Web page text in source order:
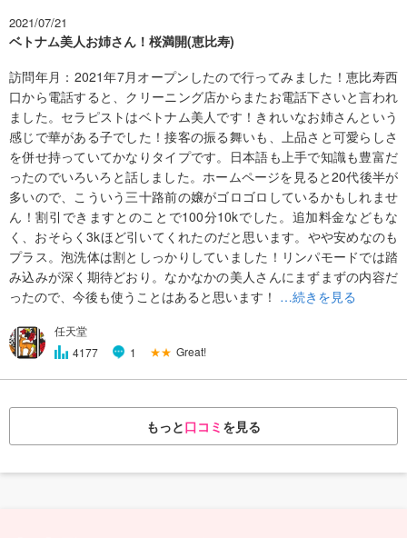
2021/07/21
ベトナム美人お姉さん！桜満開(恵比寿)
訪問年月：2021年7月オープンしたので行ってみました！恵比寿西
口から電話すると、クリーニング店からまたお電話下さいと言われ
ました。セラピストはベトナム美人です！きれいなお姉さんという
感じで華がある子でした！接客の振る舞いも、上品さと可愛らしさ
を併せ持っていてかなりタイプです。日本語も上手で知識も豊富だ
ったのでいろいろと話しました。ホームページを見ると20代後半が
多いので、こういう三十路前の嬢がゴロゴロしているかもしれませ
ん！割引できますとのことで100分10kでした。追加料金などもな
く、おそらく3kほど引いてくれたのだと思います。やや安めなのも
プラス。泡洗体は割としっかりしていました！リンパモードでは踏
み込みが深く期待どおり。なかなかの美人さんにまずまずの内容だ
ったので、今後も使うことはあると思います！ …続きを見る
任天堂
4177
1 ★★ Great!
もっと口コミ を見る